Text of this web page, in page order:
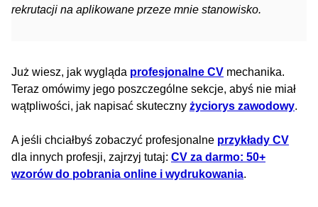
rekrutacji na aplikowane przeze mnie stanowisko.
Już wiesz, jak wygląda profesjonalne CV mechanika.
Teraz omówimy jego poszczególne sekcje, abyś nie miał
wątpliwości, jak napisać skuteczny życiorys zawodowy.
A jeśli chciałbyś zobaczyć profesjonalne przykłady CV
dla innych profesji, zajrzyj tutaj: CV za darmo: 50+
wzorów do pobrania online i wydrukowania.